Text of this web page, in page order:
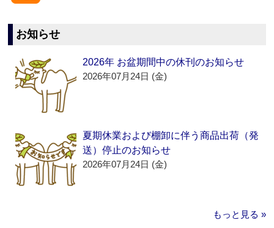
お知らせ
2026年 お盆期間中の休刊のお知らせ
2026年07月24日 (金)
夏期休業および棚卸に伴う商品出荷（発
送）停止のお知らせ
2026年07月24日 (金)
もっと見る »